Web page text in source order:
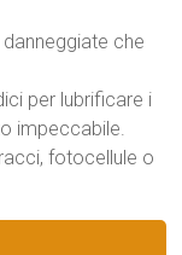
che
per lubrificare i
impeccabile.
fotocellule o